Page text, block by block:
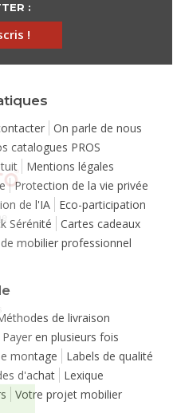
:
!
On parle de nous
catalogues PROS
Mentions légales
Protection de la vie privée
de l'IA
Eco-participation
Sérénité
Cartes cadeaux
mobilier professionnel
de livraison
Payer en plusieurs fois
montage
Labels de qualité
d'achat
Lexique
Votre projet mobilier
pour nosmeubles
comme
qui vous convient.
vous pouvez ajuster vos
par
J'accepte